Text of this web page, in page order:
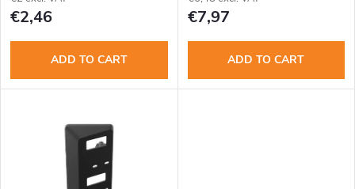
o
r
p
o
€2,46
ADD TO CART
€7,97
ADD TO CART